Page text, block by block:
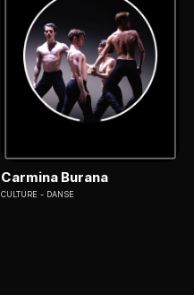
Carmina Burana
CULTURE DANSE